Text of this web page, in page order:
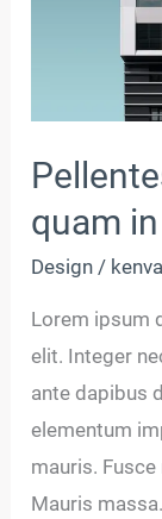
quam
Design /
Lorem ipsum
elit. Integer
ante dapibus
elementum
mauris.
Mauris